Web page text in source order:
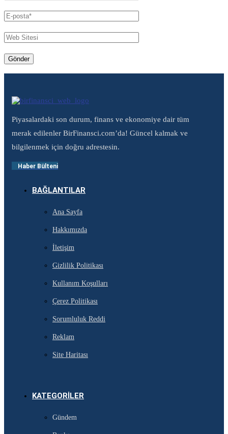
Piyasalardaki son durum, finans ve ekonomiye dair tüm
merak edilenler BirFinansci.com’da! Güncel kalmak ve
bilgilenmek için doğru adrestesin.
Haber Bülteni
BAĞLANTILAR
Ana Sayfa
Hakkımızda
İletişim
Gizlilik Politikası
Kullanım Koşulları
Çerez Politikası
Sorumluluk Reddi
Reklam
Site Haritası
KATEGORILER
Gündem